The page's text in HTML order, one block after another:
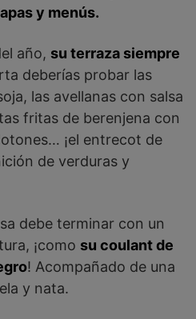
y menús.
año, su terraza siempre
deberías probar las
las avellanas con salsa
fritas de berenjena con
¡el entrecot de
de verduras y
debe terminar con un
¡como su coulant de
! Acompañado de una
y nata.